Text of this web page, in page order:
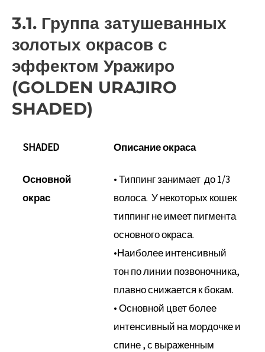
3.1. Группа затушеванных
золотых окрасов с
эффектом Уражиро
(GOLDEN URAJIRO
SHADED)
SHADED Описание окраса
Основной
окрас
• Типпинг занимает до 1/3
волоса. У некоторых кошек
типпинг не имеет пигмента
основного окраса.
•Наиболее интенсивный
тон по линии позвоночника,
плавно снижается к бокам.
• Основной цвет более
интенсивный на мордочке и
спине , с выраженным